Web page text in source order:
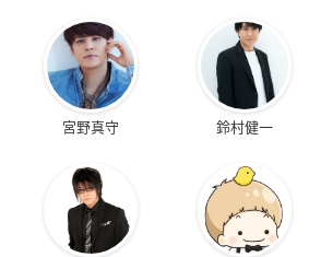
宮野真守 鈴村健一